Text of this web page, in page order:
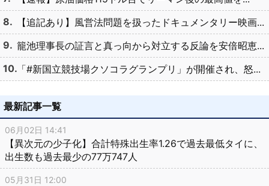
【追記あり】風営法問題を扱ったドキュメンタリー映画...
籠池理事長の証言と真っ向から対立する反論を安倍昭恵...
「#新国立競技場クソコラグランプリ」が開催され、怒...
最新記事一覧
06月02日 14:41
【異次元の少子化】合計特殊出生率1.26で過去最低タイに、
出生数も過去最少の77万747人
05月31日 12:00